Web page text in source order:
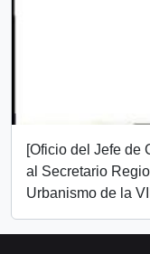
[Oficio del Jefe de
al Secretario
Urbanismo de la